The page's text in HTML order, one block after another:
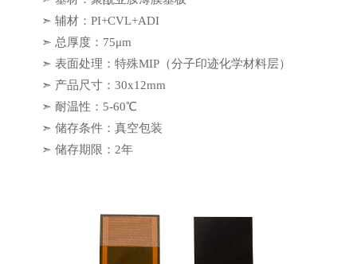
➣ 辅材：PI+CVL+ADI
➣ 总厚度：75μm
➣ 表面处理：特殊MIP（分子印迹化学材料层）
➣ 产品尺寸：30x12mm
➣ 耐温性：5-60℃
➣ 储存条件：真空包装
➣ 储存期限：2年